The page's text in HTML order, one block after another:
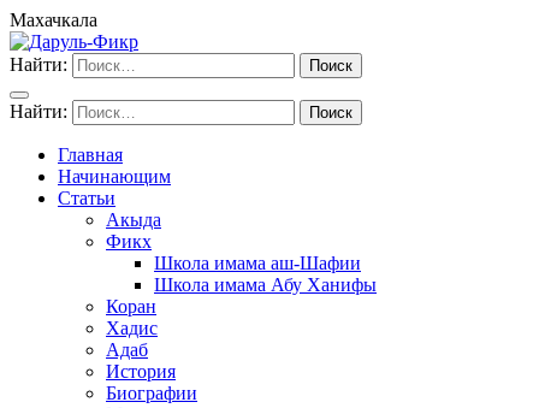
Махачкала
Найти:
Найти:
Главная
Начинающим
Статьи
Акыда
Фикх
Школа имама аш-Шафии
Школа имама Абу Ханифы
Коран
Хадис
Адаб
История
Биографии